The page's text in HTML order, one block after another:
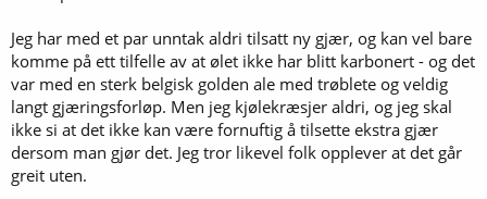
at gjæringa er godt i gang. Det samme gjelder for frukt, som brukes i
noen øltyper.
Når vi blander maltet med vann som holder riktig temperatur, sånn
at blandingen blir liggende et sted mellom 63 og 70 grader, og noen
ganger litt over 70, også, omdannes stivelsen til ulike sukkerarter
ved hjelp av enzymer fra maltet. Denne prosessen kaller vi mesking,
og blandingen av malt og vann er en mesk.
Jeg har med et par unntak aldri tilsatt ny gjær, og kan vel bare
komme på ett tilfelle av at ølet ikke har blitt karbonert - og det
var med en sterk belgisk golden ale med trøblete og veldig
langt gjæringsforløp. Men jeg kjølekræsjer aldri, og jeg skal
ikke si at det ikke kan være fornuftig å tilsette ekstra gjær
dersom man gjør det. Jeg tror likevel folk opplever at det går
greit uten.